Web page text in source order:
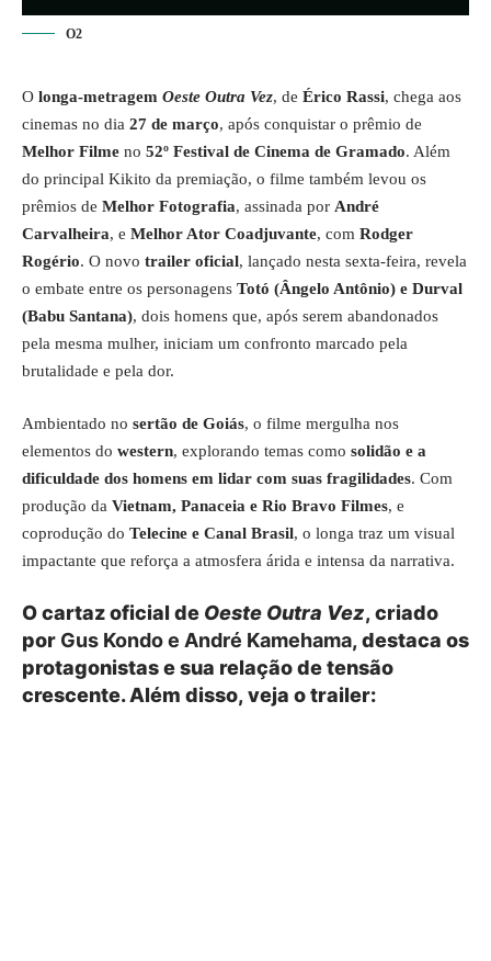
O2
O longa-metragem Oeste Outra Vez, de Érico Rassi, chega aos
cinemas no dia 27 de março, após conquistar o prêmio de
Melhor Filme no 52º Festival de Cinema de Gramado. Além
do principal Kikito da premiação, o filme também levou os
prêmios de Melhor Fotografia, assinada por André
Carvalheira, e Melhor Ator Coadjuvante, com Rodger
Rogério. O novo trailer oficial, lançado nesta sexta-feira, revela
o embate entre os personagens Totó (Ângelo Antônio) e Durval
(Babu Santana), dois homens que, após serem abandonados
pela mesma mulher, iniciam um confronto marcado pela
brutalidade e pela dor.
Ambientado no sertão de Goiás, o filme mergulha nos
elementos do western, explorando temas como solidão e a
dificuldade dos homens em lidar com suas fragilidades. Com
produção da Vietnam, Panaceia e Rio Bravo Filmes, e
coprodução do Telecine e Canal Brasil, o longa traz um visual
impactante que reforça a atmosfera árida e intensa da narrativa.
O cartaz oficial de Oeste Outra Vez, criado
por Gus Kondo e André Kamehama, destaca os
protagonistas e sua relação de tensão
crescente. Além disso, veja o trailer: